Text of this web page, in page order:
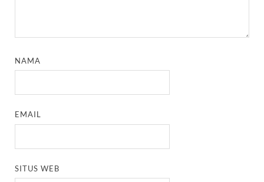
NAMA
EMAIL
SITUS WEB